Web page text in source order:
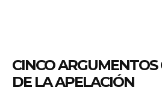
CINCO ARGUMENTOS
DE LA APELACIÓN